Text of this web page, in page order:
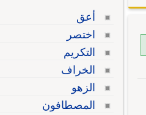
أعق
اختصر
التكريم
الخراف
الزهو
المصطافون